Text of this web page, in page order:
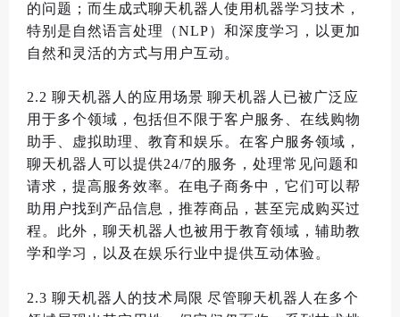
的问题 ； 而生成式聊天机器人使用机器学习技术 ，
特别是自然语言处理
（NLP） 和深度学习 ，
以更加
自然和灵活的方式与用户互动 。
2.2 聊天机器人的应用场景 聊天机器人已被广泛应
用于多个领域 ， 包括但不限于客户服务
在线购物
助手
虚拟助理 教育和娱乐。 在客户服务领域 ，
聊天机器人可以提供24/7的服务 ， 处理常见问题和
请求 ， 提高服务效率。 在电子商务中 ， 它们可以帮
助用户找到产品信息 ， 推荐商品 ， 甚至完成购买过
程 。 此外 ， 聊天机器人也被用于教育领域 ， 辅助教
学和学习 ， 以及在娱乐行业中提供互动体验。
2.3 聊天机器人的技术局限 尽管聊天机器人在多个